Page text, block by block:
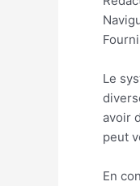
Le
avoir
peut
En